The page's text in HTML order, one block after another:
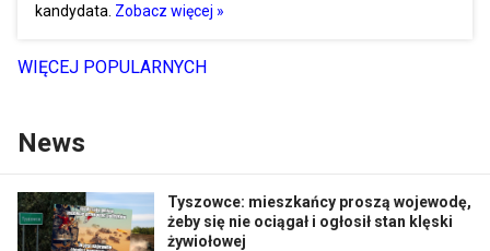
kandydata. Zobacz więcej »
WIĘCEJ POPULARNYCH
News
Tyszowce: mieszkańcy proszą wojewodę,
żeby się nie ociągał i ogłosił stan klęski
żywiołowej